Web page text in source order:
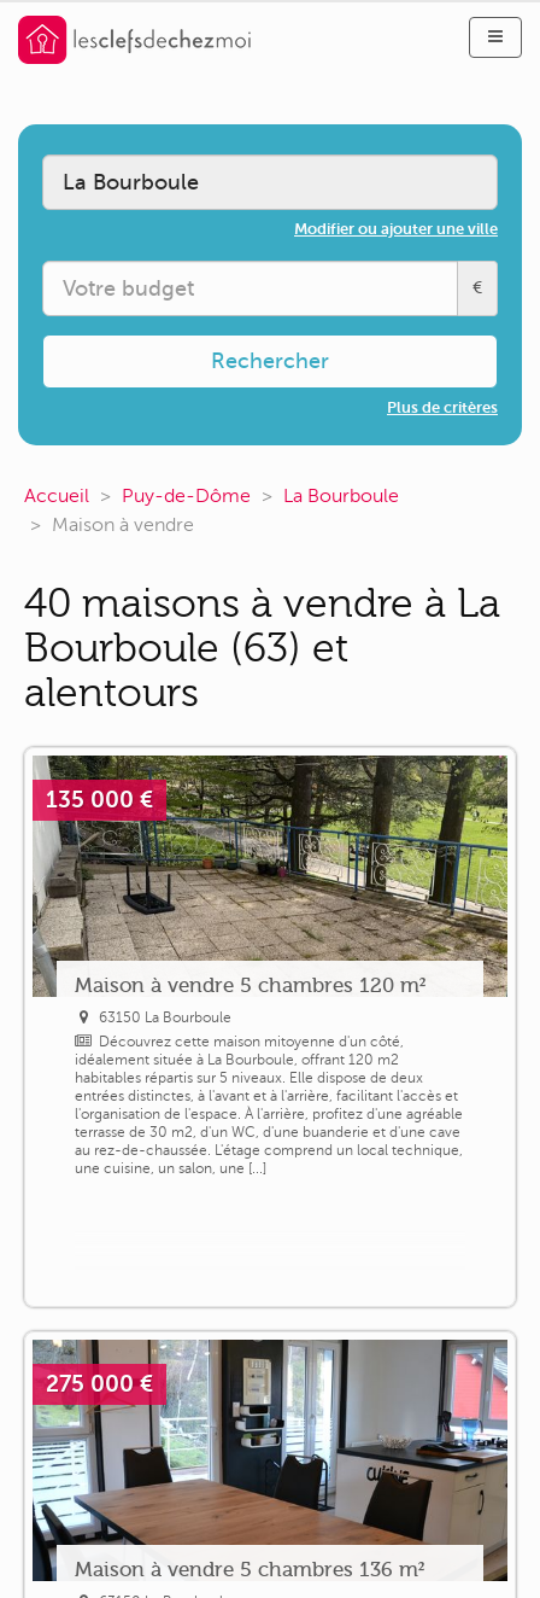
Modifier ou ajouter une ville
€
Rechercher
Plus de critères
Accueil Puy-de-Dôme
La Bourboule
Maison à vendre
40 maisons à vendre à La
Bourboule (63) et
alentours
135 000 €
Maison à vendre 5 chambres 120 m²
63150 La Bourboule
Découvrez cette maison mitoyenne d'un côté,
idéalement située à La Bourboule, offrant 120 m2
habitables répartis sur 5 niveaux. Elle dispose de deux
entrées distinctes, à l'avant et à l'arrière, facilitant l'accès et
l'organisation de l'espace. À l'arrière, profitez d'une agréable
terrasse de 30 m2, d'un WC, d'une buanderie et d'une cave
au rez-de-chaussée. L'étage comprend un local technique,
une cuisine, un salon, une [...]
275 000 €
Maison à vendre 5 chambres 136 m²